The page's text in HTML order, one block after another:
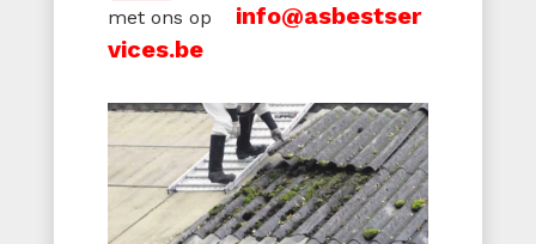
met ons op
info@asbestser
vices.be